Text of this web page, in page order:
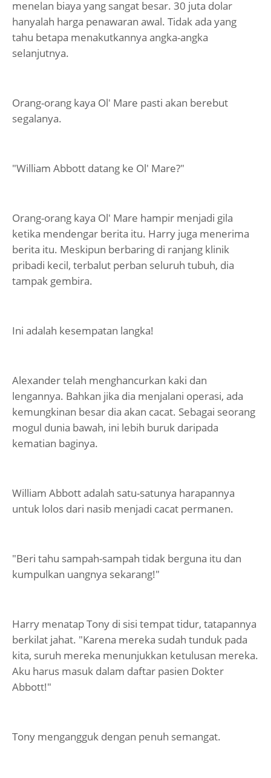
menelan biaya yang sangat besar. 30 juta dolar
hanyalah harga penawaran awal. Tidak ada yang
tahu betapa menakutkannya angka-angka
selanjutnya.
Orang-orang kaya Ol' Mare pasti akan berebut
segalanya.
"William Abbott datang ke Ol' Mare?"
Orang-orang kaya Ol' Mare hampir menjadi gila
ketika mendengar berita itu. Harry juga menerima
berita itu. Meskipun berbaring di ranjang klinik
pribadi kecil, terbalut perban seluruh tubuh, dia
tampak gembira.
Ini adalah kesempatan langka!
Alexander telah menghancurkan kaki dan
lengannya. Bahkan jika dia menjalani operasi, ada
kemungkinan besar dia akan cacat. Sebagai seorang
mogul dunia bawah, ini lebih buruk daripada
kematian baginya.
William Abbott adalah satu-satunya harapannya
untuk lolos dari nasib menjadi cacat permanen.
"Beri tahu sampah-sampah tidak berguna itu dan
kumpulkan uangnya sekarang!"
Harry menatap Tony di sisi tempat tidur, tatapannya
berkilat jahat. "Karena mereka sudah tunduk pada
kita, suruh mereka menunjukkan ketulusan mereka.
Aku harus masuk dalam daftar pasien Dokter
Abbott!"
Tony mengangguk dengan penuh semangat.